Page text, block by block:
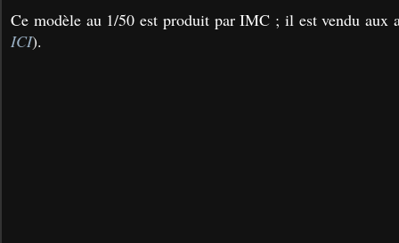
Ce modèle au 1/50 est produit par IMC ; il est vendu aux
ICI).